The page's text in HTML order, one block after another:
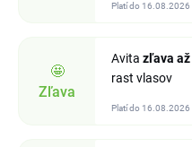
Platí do 16.08.2026
🤩
Zľava
Avita zľava až
rast vlasov
Platí do 16.08.2026